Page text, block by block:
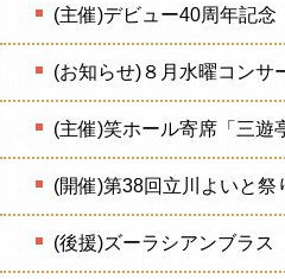
(主催)デビュー40周年記
(お知らせ)８月水曜コンサ
(主催)笑ホール寄席「三遊
(開催)第38回立川よいと祭
(後援)ズーラシアンブラ